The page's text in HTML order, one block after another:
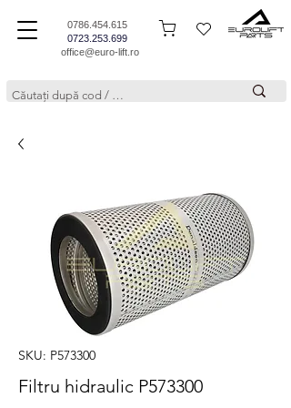
0786.454.615
0723.253.699
office@euro-lift.ro
SKU: P573300
Filtru hidraulic P573300